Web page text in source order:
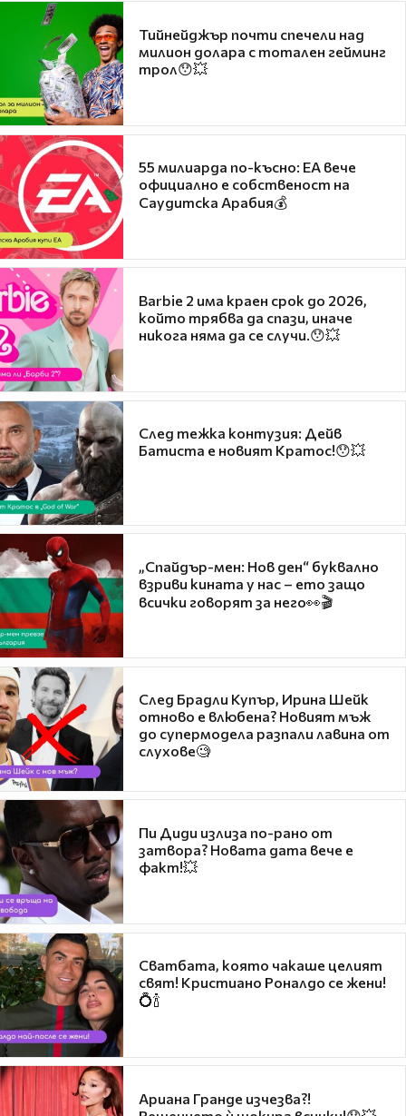
Тийнейджър почти спечели над
милион долара с тотален гейминг
трол😯💥
55 милиарда по-късно: EA вече
официално е собственост на
Саудитска Арабия💰
Barbie 2 има краен срок до 2026,
който трябва да спази, иначе
никога няма да се случи.😯💥
След тежка контузия: Дейв
Батиста е новият Кратос!😯💥
„Спайдър-мен: Нов ден“ буквално
взриви кината у нас – ето защо
всички говорят за него👀🎬
След Брадли Купър, Ирина Шейк
отново е влюбена? Новият мъж
до супермодела разпали лавина от
слухове🧐
Пи Диди излиза по-рано от
затвора? Новата дата вече е
факт!💥
Сватбата, която чакаше целият
свят! Кристиано Роналдо се жени!
💍🍾
Ариана Гранде изчезва?!